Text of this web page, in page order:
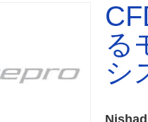
る
シ